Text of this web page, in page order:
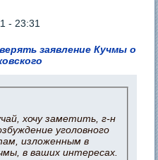
- 23:31
заявление Кучмы о
хочу заметить, г-н
уголовного
изложенным в
в ваших интересах.